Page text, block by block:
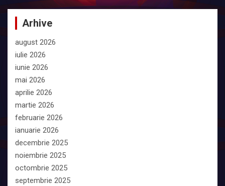
Arhive
august 2026
iulie 2026
iunie 2026
mai 2026
aprilie 2026
martie 2026
februarie 2026
ianuarie 2026
decembrie 2025
noiembrie 2025
octombrie 2025
septembrie 2025